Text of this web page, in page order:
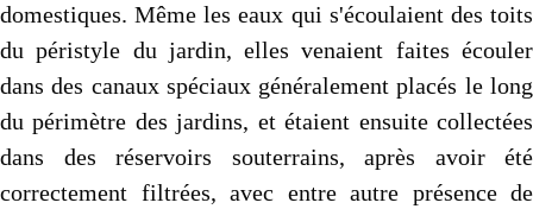
domestiques. Même les eaux qui s'écoulaient des toits
du péristyle du jardin, elles venaient faites écouler
dans des canaux spéciaux généralement placés le long
du périmètre des jardins, et étaient ensuite collectées
dans des réservoirs souterrains, après avoir été
correctement filtrées, avec entre autre présence de